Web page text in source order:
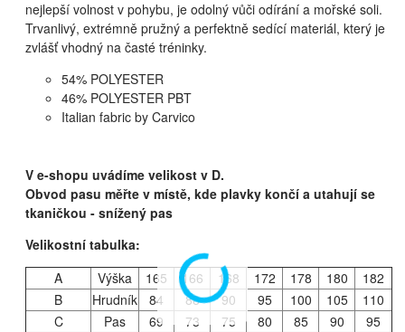
nejlepší volnost v pohybu, je odolný vůči odírání a mořské soli.
Trvanlivý, extrémně pružný a perfektně sedící materiál, který je
zvlášť vhodný na časté tréninky.
54% POLYESTER
46% POLYESTER PBT
Italian fabric by Carvico
V e-shopu uvádíme velikost v D.
Obvod pasu měřte v místě, kde plavky končí a utahují se
tkaničkou - snížený pas
Velikostní tabulka:
A
Výška 165 166 168 172 178 180
182
B
Hrudník 84 88 90 95 100 105
110
C
Pas 69 73 75 80 85 90
95